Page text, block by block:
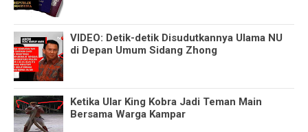
VIDEO: Detik-detik Disudutkannya Ulama NU
di Depan Umum Sidang Zhong
Ketika Ular King Kobra Jadi Teman Main
Bersama Warga Kampar